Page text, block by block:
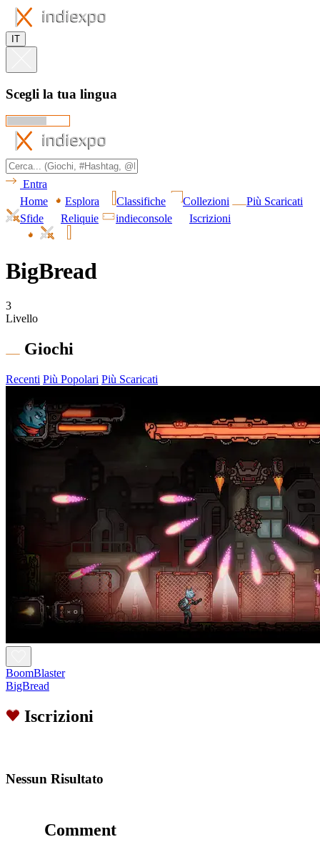
IT
Scegli la tua lingua
Entra
Home
Esplora Classifiche Collezioni
Più Scaricati
Sfide
Reliquie indieconsole Iscrizioni
BigBread
3
Livello
Giochi
Recenti Più Popolari Più Scaricati
BoomBlaster
BigBread
Iscrizioni
Nessun Risultato
Comment